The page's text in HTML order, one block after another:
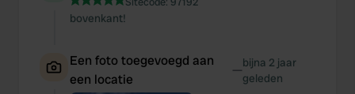
bovenkant!
Een foto toegevoegd aan
een locatie
—bijna 2 jaar
geleden